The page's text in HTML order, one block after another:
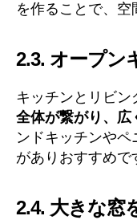
を作ることで、空
2.3. オープン
キッチンとリビン
全体が繋がり、広
ンドキッチンや
がありおすすめで
2.4. 大きな窓